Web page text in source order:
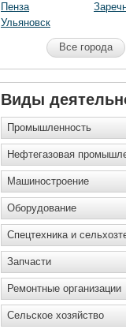
Пенза
Ульяновск
Все города
Виды
Промышленность
Нефтегазовая
Машиностроение
Оборудование
Спецтехника и
Запчасти
Ремонтные организации
Сельское хозяйство